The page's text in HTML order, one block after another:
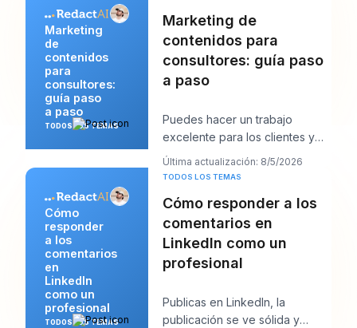
Marketing
de
contenidos
para
consultores:
guía paso
a paso
TODOS LOS TEMAS
Marketing de
contenidos para
consultores: guía paso
a paso
Puedes hacer un trabajo
excelente para los clientes y
aun así sentirte extrañamente
invisible en lín
Última actualización: 8/5/2026
Cómo
responder
a los
comentarios
en
LinkedIn
como un
profesional
TODOS LOS TEMAS
TODOS LOS TEMAS
Cómo responder a los
comentarios en
LinkedIn como un
profesional
Publicas en LinkedIn, la
publicación se ve sólida y